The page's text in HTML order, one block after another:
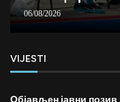
06/08/2026
VIJESTI